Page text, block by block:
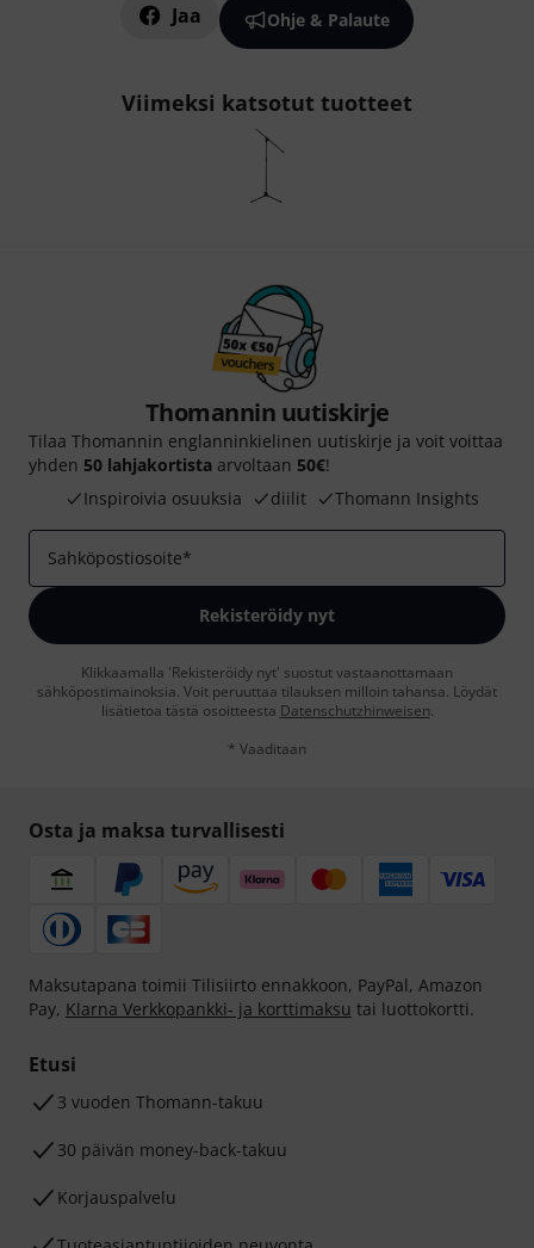
Jaa Ohje & Palaute
Viimeksi katsotut tuotteet
Thomannin uutiskirje
Tilaa Thomannin englanninkielinen uutiskirje ja voit voittaa
yhden 50 lahjakortista arvoltaan 50€!
Inspiroivia osuuksia
diilit Thomann Insights
Sahköpostiosoite*
Rekisteröidy nyt
Klikkaamalla 'Rekisteröidy nyt' suostut vastaanottamaan
sähköpostimainoksia. Voit peruuttaa tilauksen milloin tahansa. Löydät
lisätietoa tästä osoitteesta Datenschutzhinweisen.
* Vaaditaan
Osta ja maksa turvallisesti
Maksutapana toimii Tilisiirto ennakkoon, PayPal, Amazon
Pay, Klarna Verkkopankki- ja korttimaksu tai luottokortti.
Etusi
3 vuoden Thomann-takuu
30 päivän money-back-takuu
Korjauspalvelu